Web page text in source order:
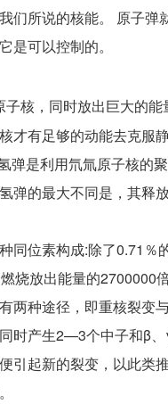
们所说的核能。 原子
是可以控制的。
核，同时放出巨大的
才有足够的动能去克服
弹是利用氘氚原子核
的最大不同是，其释
位素构成:除了0.71％
烧放出能量的2700000
两种途径，即重核裂变
时产生2—3个中子和β
引起新的裂变，以此类